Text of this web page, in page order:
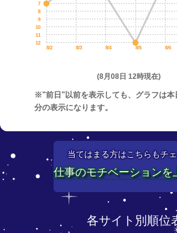
8/2 8/3 8/4 8/5 8/6
12
11
10
9
8
7
(8月08日 12時現在)
※"前日"以前を表示しても、グラフは本
分の表示になります。
当てはまる方はこちらもチェ
仕事のモチベーションを
各サイト別順位